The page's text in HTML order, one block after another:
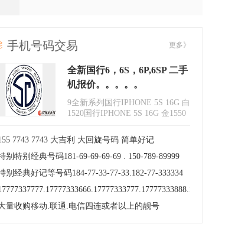
更多》
手机号码交易
全新国行6，6S，6P,6SP 二手
机报价。。。。。
9全新系列国行IPHONE 5S 16G 白
1520国行IPHONE 5S 16G 金1550
7743 7743 大吉利 大回旋号码 简单好记
别特别经典号码181-69-69-69-69 . 150-789-89999
别经典好记等号码184-77-33-77-33.182-77-333334
量收购移动.联通.电信四连或者以上的靓号